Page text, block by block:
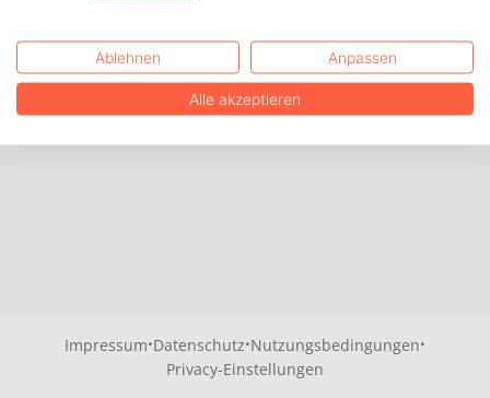
Impressum·Datenschutz·Nutzungsbedingungen·
Privacy-Einstellungen
Ablehnen Anpassen
Alle akzeptieren